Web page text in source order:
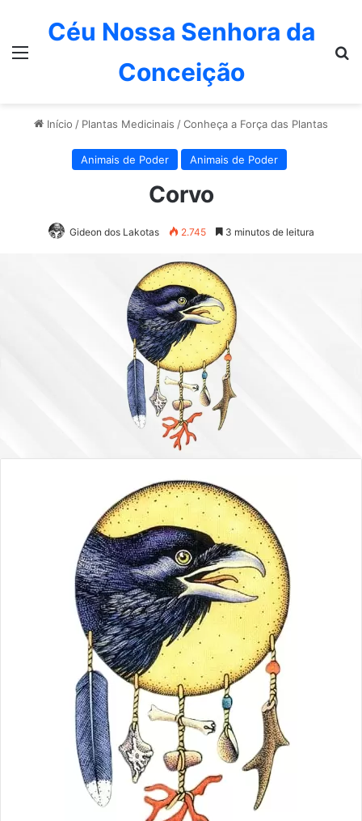
Céu Nossa Senhora da
Conceição
Início / Plantas Medicinais /Conheça a Força das Plantas
Animais de Poder Animais de Poder
Corvo
Gideon dos Lakotas 2.745 3 minutos de leitura